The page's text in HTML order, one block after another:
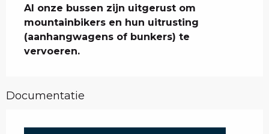
Al onze bussen zijn uitgerust om
mountainbikers en hun uitrusting
(aanhangwagens of bunkers) te
vervoeren.
Documentatie